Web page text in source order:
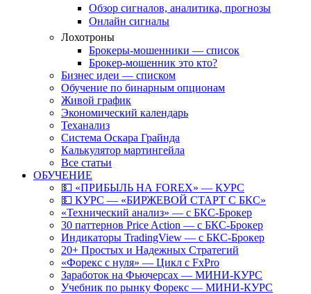
Обзор сигналов, аналитика, прогнозы
Онлайн сигналы
Лохотроны
Брокеры-мошенники — список
Брокер-мошенник это кто?
Бизнес идеи — списком
Обучение по бинарным опционам
Живой график
Экономический календарь
Теханализ
Система Оскара Грайнда
Калькулятор мартингейла
Все статьи
ОБУЧЕНИЕ
💵 «ПРИБЫЛЬ НА FOREX» — КУРС
💵 КУРС — «БИРЖЕВОЙ СТАРТ С БКС»
«Технический анализ» — с БКС-Брокер
30 паттернов Price Action — с БКС-Брокер
Индикаторы TradingView — с БКС-Брокер
20+ Простых и Надежных Стратегий
«Форекс с нуля» — Цикл с FxPro
Заработок на Фьючерсах — МИНИ-КУРС
Учебник по рынку Форекс — МИНИ-КУРС